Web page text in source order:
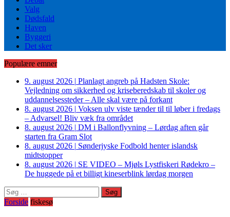
Valg
Dødsfald
Haven
Byggeri
Det sker
Populære emner
9. august 2026 | Planlagt angreb på Hadsten Skole:
Vejledning om sikkerhed og kriseberedskab til skoler og
uddannelsessteder – Alle skal være på forkant
8. august 2026 | Voksen ulv viste tænder til til løber i fredags
– Advarsel! Bliv væk fra området
8. august 2026 | DM i Ballonflyvning – Lørdag aften går
starten fra Gram Slot
8. august 2026 | Sønderjyske Fodbold henter islandsk
midtstopper
8. august 2026 | SE VIDEO – Mjøls Lystfiskeri Rødekro –
De huggede på et billigt kineserblink lørdag morgen
Søg
efter:
Forside fiskesø